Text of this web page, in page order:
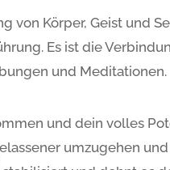
von Körper, Geist und
Es ist die
und Meditationen.
und dein volles
umzugehen